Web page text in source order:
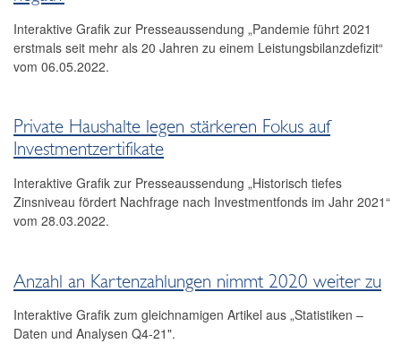
Interaktive Grafik zur Presseaussendung „Pandemie führt 2021
erstmals seit mehr als 20 Jahren zu einem Leistungsbilanzdefizit“
vom 06.05.2022.
Private Haushalte legen stärkeren Fokus auf
Investmentzertifikate
Interaktive Grafik zur Presseaussendung „Historisch tiefes
Zinsniveau fördert Nachfrage nach Investmentfonds im Jahr 2021“
vom 28.03.2022.
Anzahl an Kartenzahlungen nimmt 2020 weiter zu
Interaktive Grafik zum gleichnamigen Artikel aus „Statistiken –
Daten und Analysen Q4-21".